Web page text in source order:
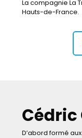
La compagnie La
Hauts-de-France.
Cédric
D’abord formé